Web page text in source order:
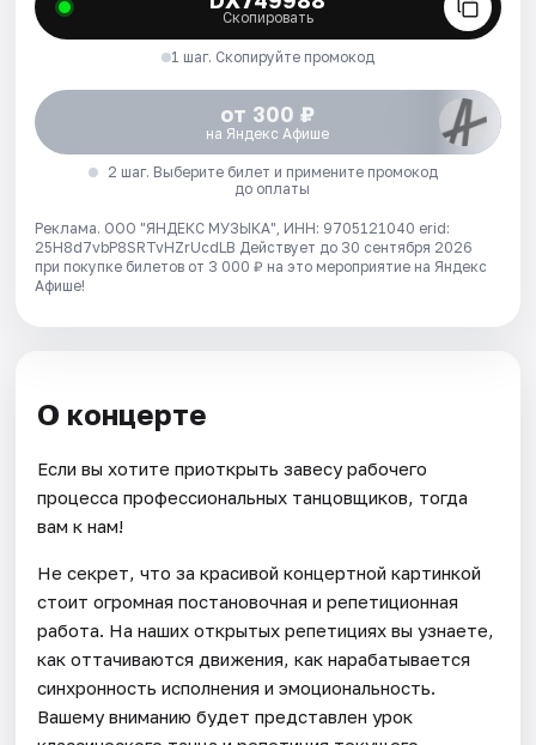
Скопировать
1 шаг. Скопируйте промокод
от 300 ₽
на Яндекс Афише
2 шаг. Выберите билет и примените промокод
до оплаты
Реклама. ООО "ЯНДЕКС МУЗЫКА", ИНН: 9705121040 erid:
25H8d7vbP8SRTvHZrUcdLB Действует до 30 сентября 2026
при покупке билетов от 3 000 ₽ на это мероприятие на Яндекс
Афише!
О концерте
Если вы хотите приоткрыть завесу рабочего
процесса профессиональных танцовщиков, тогда
вам к нам!
Не секрет, что за красивой концертной картинкой
стоит огромная постановочная и репетиционная
работа. На наших открытых репетициях вы узнаете,
как оттачиваются движения, как нарабатывается
синхронность исполнения и эмоциональность.
Вашему вниманию будет представлен урок